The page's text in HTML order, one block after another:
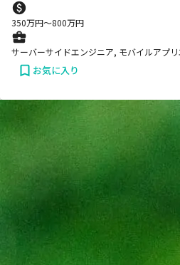
350万円〜800万円
サーバーサイドエンジニア, モバイルアプ
お気に入り